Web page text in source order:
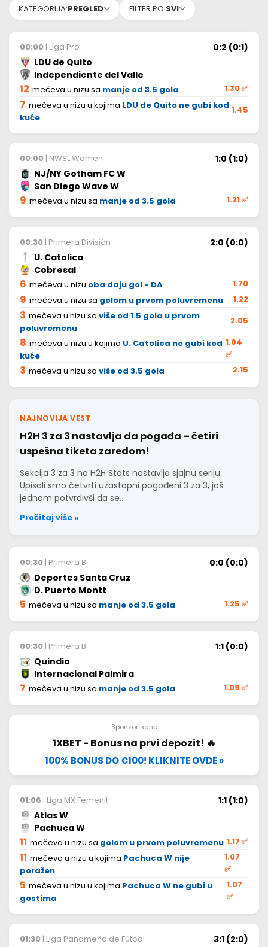
KATEGORIJA:PREGLED FILTER PO:SVI
00:00 | Liga Pro
0:2 (0:1)
LDU de Quito
Independiente del Valle
12 mečeva u nizu sa manje od 3.5 gola 1.30✅
7 mečeva u nizu u kojima LDU de Quito ne gubi kod
kuće
1.45
00:00 | NWSL Women
1:0 (1:0)
NJ/NY Gotham FC W
San Diego Wave W
9 mečeva u nizu sa manje od 3.5 gola 1.21✅
00:30 | Primera División
2:0 (0:0)
U. Catolica
Cobresal
6 mečeva u nizu oba daju gol - DA 1.70
9 mečeva u nizu sa golom u prvom poluvremenu 1.22
3 mečeva u nizu sa više od 1.5 gola u prvom
poluvremenu
2.05
8 mečeva u nizu u kojima U. Catolica ne gubi kod
kuće
1.04
✅
3 mečeva u nizu sa više od 3.5 gola 2.15
NAJNOVIJA VEST
H2H 3 za 3 nastavlja da pogađa – četiri
uspešna tiketa zaredom!
Sekcija 3 za 3 na H2H Stats nastavlja sjajnu seriju.
Upisali smo četvrti uzastopni pogođeni 3 za 3, još
jednom potvrdivši da se…
Pročitaj više »
00:30 | Primera B
0:0 (0:0)
Deportes Santa Cruz
D. Puerto Montt
5 mečeva u nizu sa manje od 3.5 gola 1.25 ✅
00:30 | Primera B
1:1 (0:0)
Quindio
Internacional Palmira
7 mečeva u nizu sa manje od 3.5 gola 1.09 ✅
Sponzorisano
1XBET - Bonus na prvi depozit! 🔥
100% BONUS DO €100! KLIKNITE OVDE »
01:06 | Liga MX Femenil
1:1 (1:0)
Atlas W
Pachuca W
11 mečeva u nizu sa golom u prvom poluvremenu 1.17 ✅
11 mečeva u nizu u kojima Pachuca W nije
poražen
1.07
✅
5 mečeva u nizu u kojima Pachuca W ne gubi u
gostima
1.07
✅
01:30 | Liga Panameña de Fútbol
3:1 (2:0)